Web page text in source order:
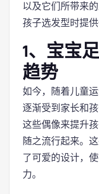
以及它们所带来
孩子选发型时提
1、宝宝
趋势
如今，随着儿童
逐渐受到家长和
这些偶像来提升
随之流行起来。
了可爱的设计，
力。